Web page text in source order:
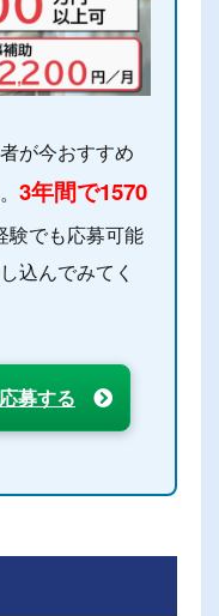
が今おすすめ
3年間で1570
験でも応募可能
込んでみてく
募する